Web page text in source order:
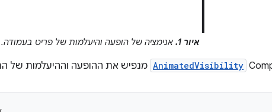
איור 1. אנימציה של הופעה והיעלמות של פריט בעמודה.
AnimatedVisibility מנפיש את ההופעה וההיעלמות של